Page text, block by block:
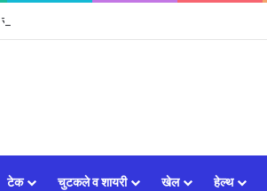
की चमकेगी किस्मत, जानें सभी 12 राशियों का भविष्यफल
टेक चुटकले व शायरी खेल हेल्थ